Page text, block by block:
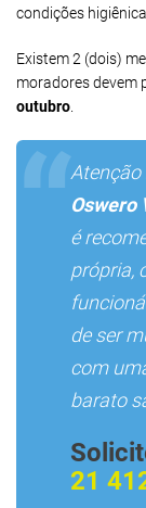
condições
Existem 2 (dois)
moradores devem
outubro
Oswero
é
própria,
de ser
com
barato
21